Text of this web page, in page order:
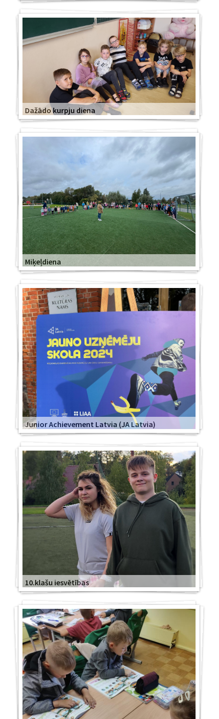
Dažādo kurpju diena
Miķeļdiena
Junior Achievement Latvia (JA Latvia)
10.klašu iesvētības